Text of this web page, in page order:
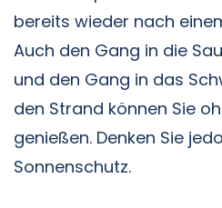
bereits wieder nach
Auch den Gang in die
und den Gang in das
den Strand können Sie
genießen. Denken Sie
Sonnenschutz.